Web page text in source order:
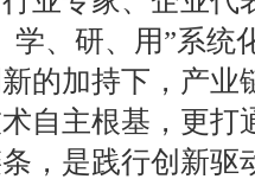
学、研、用”系统
的加持下，产业
自主根基，更打
，是践行创新驱